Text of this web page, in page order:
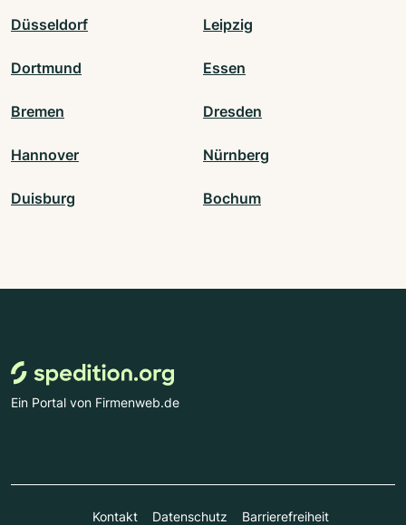
Düsseldorf Leipzig
Dortmund Essen
Bremen Dresden
Hannover Nürnberg
Duisburg Bochum
Ein Portal von Firmenweb.de
Kontakt Datenschutz Barrierefreiheit